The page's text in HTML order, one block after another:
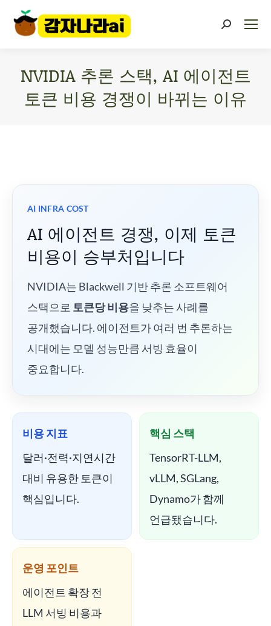
NVIDIA 추론 스택, AI 에이전트
토큰 비용 경쟁이 바뀌는 이유
AI INFRA COST
AI 에이전트 경쟁, 이제 토큰
비용이 승부처입니다
NVIDIA는 Blackwell 기반 추론 소프트웨어
스택으로 토큰당 비용을 낮추는 사례를
공개했습니다. 에이전트가 여러 번 추론하는
시대에는 모델 성능만큼 서빙 효율이
중요합니다.
비용 지표
달러·전력·지연시간
대비 유용한 토큰이
핵심입니다.
핵심 스택
TensorRT-LLM,
vLLM, SGLang,
Dynamo가 함께
언급됐습니다.
운영 포인트
에이전트 확장 전
LLM 서빙 비용과